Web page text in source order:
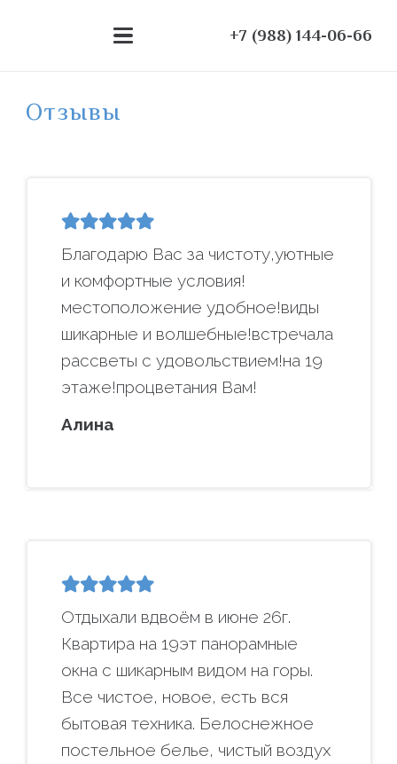
+7 (988) 144-06-66
Отзывы
Благодарю Вас за чистоту,уютные
и комфортные условия!
местоположение удобное!виды
шикарные и волшебные!встречала
рассветы с удовольствием!на 19
этаже!процветания Вам!
Алина
Отдыхали вдвоём в июне 26г.
Квартира на 19эт панорамные
окна с шикарным видом на горы.
Все чистое, новое, есть вся
бытовая техника. Белоснежное
постельное белье, чистый воздух